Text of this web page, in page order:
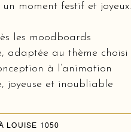
moment festif et joyeux.
les moodboards
adaptée au thème choisi
à l’animation
joyeuse et inoubliable
LOUISE 1050